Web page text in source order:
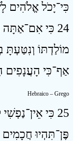
כִּי־יָכֹל אֱלֹהִים
24 כִּי
מוֹלַדְתּוֹ וְנִטַּעְתָּ
אַף־כִּי הָעֲנָפִים
Hebraico – Grego
25 כִּי
פֶּן־תִּהְיוּ